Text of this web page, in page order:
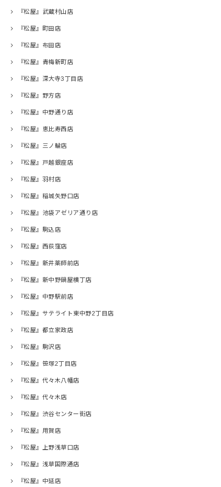
『松屋』武蔵村山店
『松屋』町田店
『松屋』布田店
『松屋』青梅新町店
『松屋』深大寺3丁目店
『松屋』野方店
『松屋』中野通り店
『松屋』恵比寿西店
『松屋』三ノ輪店
『松屋』戸越銀座店
『松屋』羽村店
『松屋』稲城矢野口店
『松屋』池袋アゼリア通り店
『松屋』駒込店
『松屋』西荻窪店
『松屋』新井薬師前店
『松屋』新中野鍋屋横丁店
『松屋』中野駅前店
『松屋』サテライト東中野2丁目店
『松屋』都立家政店
『松屋』駒沢店
『松屋』笹塚2丁目店
『松屋』代々木八幡店
『松屋』代々木店
『松屋』渋谷センター街店
『松屋』用賀店
『松屋』上野浅草口店
『松屋』浅草国際通店
『松屋』中延店